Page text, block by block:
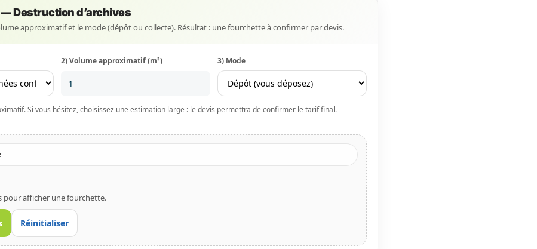
Destruction d’archives
approximatif et le mode (dépôt ou collecte). Résultat : une fourchette à confirmer par devis.
2) Volume approximatif (m³) 3) Mode
Si vous hésitez, choisissez une estimation large : le devis permettra de confirmer le tarif final.
pour afficher une fourchette.
Réinitialiser